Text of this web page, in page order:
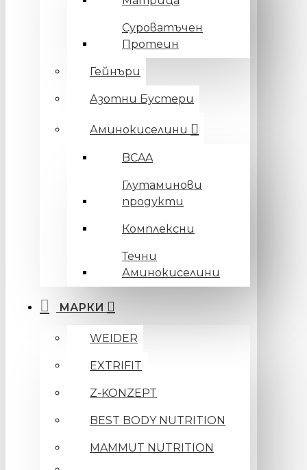
Суроватъчен
Протеин
Гейнъри
Азотни Бустери
Аминокиселини
BCAA
Глутаминови
продукти
Комплексни
Течни
Аминокиселини
МАРКИ
WEIDER
EXTRIFIT
Z-KONZEPT
BEST BODY NUTRITION
MAMMUT NUTRITION